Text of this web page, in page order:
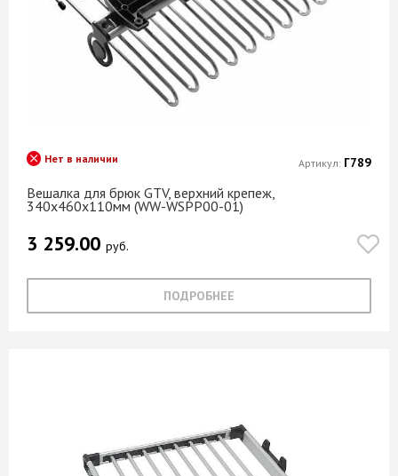
Вешалка для брюк GTV, верхний крепеж,
340x460x110мм (WW-WSPP00-01)
Нет в наличии
3 259.00 руб.
ПОДРОБНЕЕ
Артикул: Г789